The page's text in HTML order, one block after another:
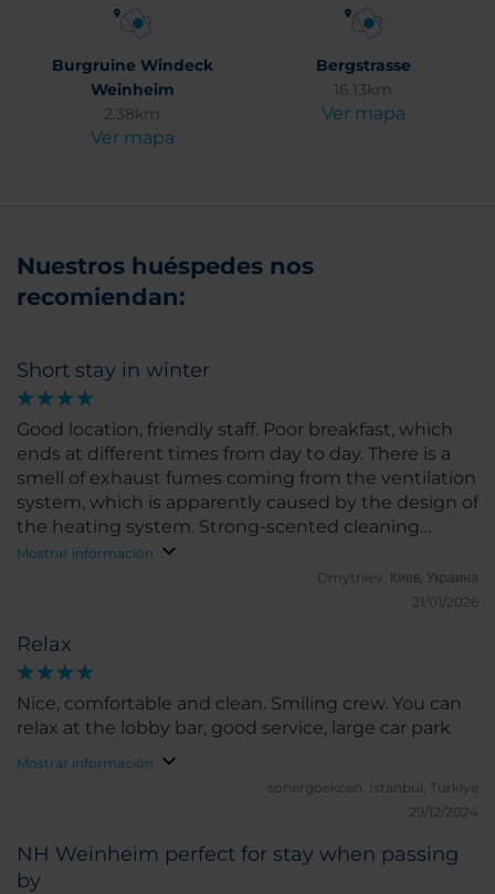
Burgruine Windeck
Weinheim
2.38km
Ver mapa
Bergstrasse
16.13km
Ver mapa
Nuestros huéspedes nos
recomiendan:
Short stay in winter
Good location, friendly staff. Poor breakfast, which
ends at different times from day to day. There is a
smell of exhaust fumes coming from the ventilation
system, which is apparently caused by the design of
the heating system. Strong-scented cleaning
products are used in the hotel. Not suitable for
Mostrar información
Dmytriiev. Киев, Украина
21/01/2026
Relax
Nice, comfortable and clean. Smiling crew. You can
relax at the lobby bar, good service, large car park
Mostrar información
sonergoekcen. Istanbul, Turkiye
29/12/2024
NH Weinheim perfect for stay when passing
by